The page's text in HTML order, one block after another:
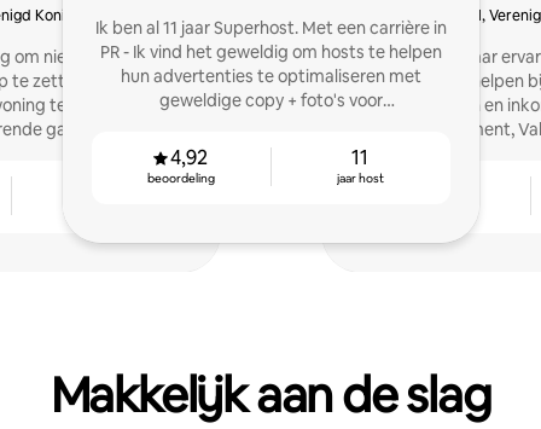
Koninkrijk
om nieuwe hosts te
te zetten voor gasten,
te maximaliseren.
gasten met een
Ik ben al 11 jaar Superhost. Met een carrière in
PR - Ik vind het geweldig om hosts te helpen
hun advertenties te optimaliseren met
geweldige copy + foto's voor
4,92
beoordeling
11
jaar host
Bristol,
Ik heb negen jaar
andere hosts helpen
reserveringen en
Management,
Schoonmaak,
Makkelijk aan de slag